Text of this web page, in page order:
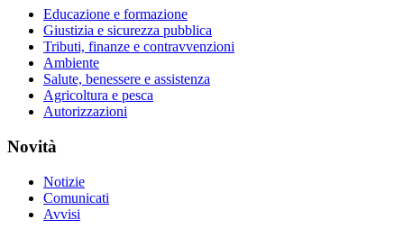
Educazione e formazione
Giustizia e sicurezza pubblica
Tributi, finanze e contravvenzioni
Ambiente
Salute, benessere e assistenza
Agricoltura e pesca
Autorizzazioni
Novità
Notizie
Comunicati
Avvisi